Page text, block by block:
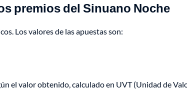
premios del Sinuano Noche
Los valores de las apuestas son:
el valor obtenido, calculado en UVT (Unidad de